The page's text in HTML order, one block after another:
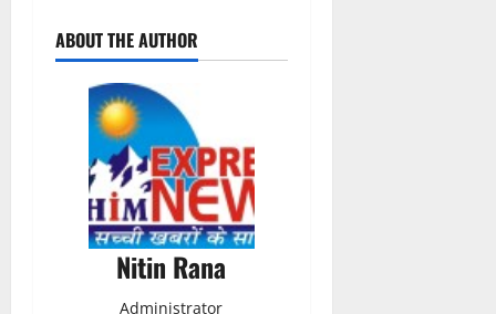
o
ABOUT THE AUTHOR
Nitin Rana
Administrator